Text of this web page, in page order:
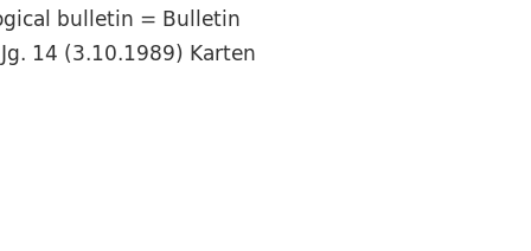
bulletin = Bulletin
14 (3.10.1989) Karten